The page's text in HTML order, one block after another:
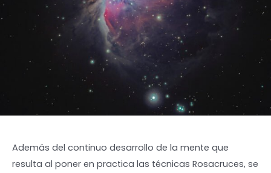
Además del continuo desarrollo de la mente que
resulta al poner en practica las técnicas Rosacruces, se